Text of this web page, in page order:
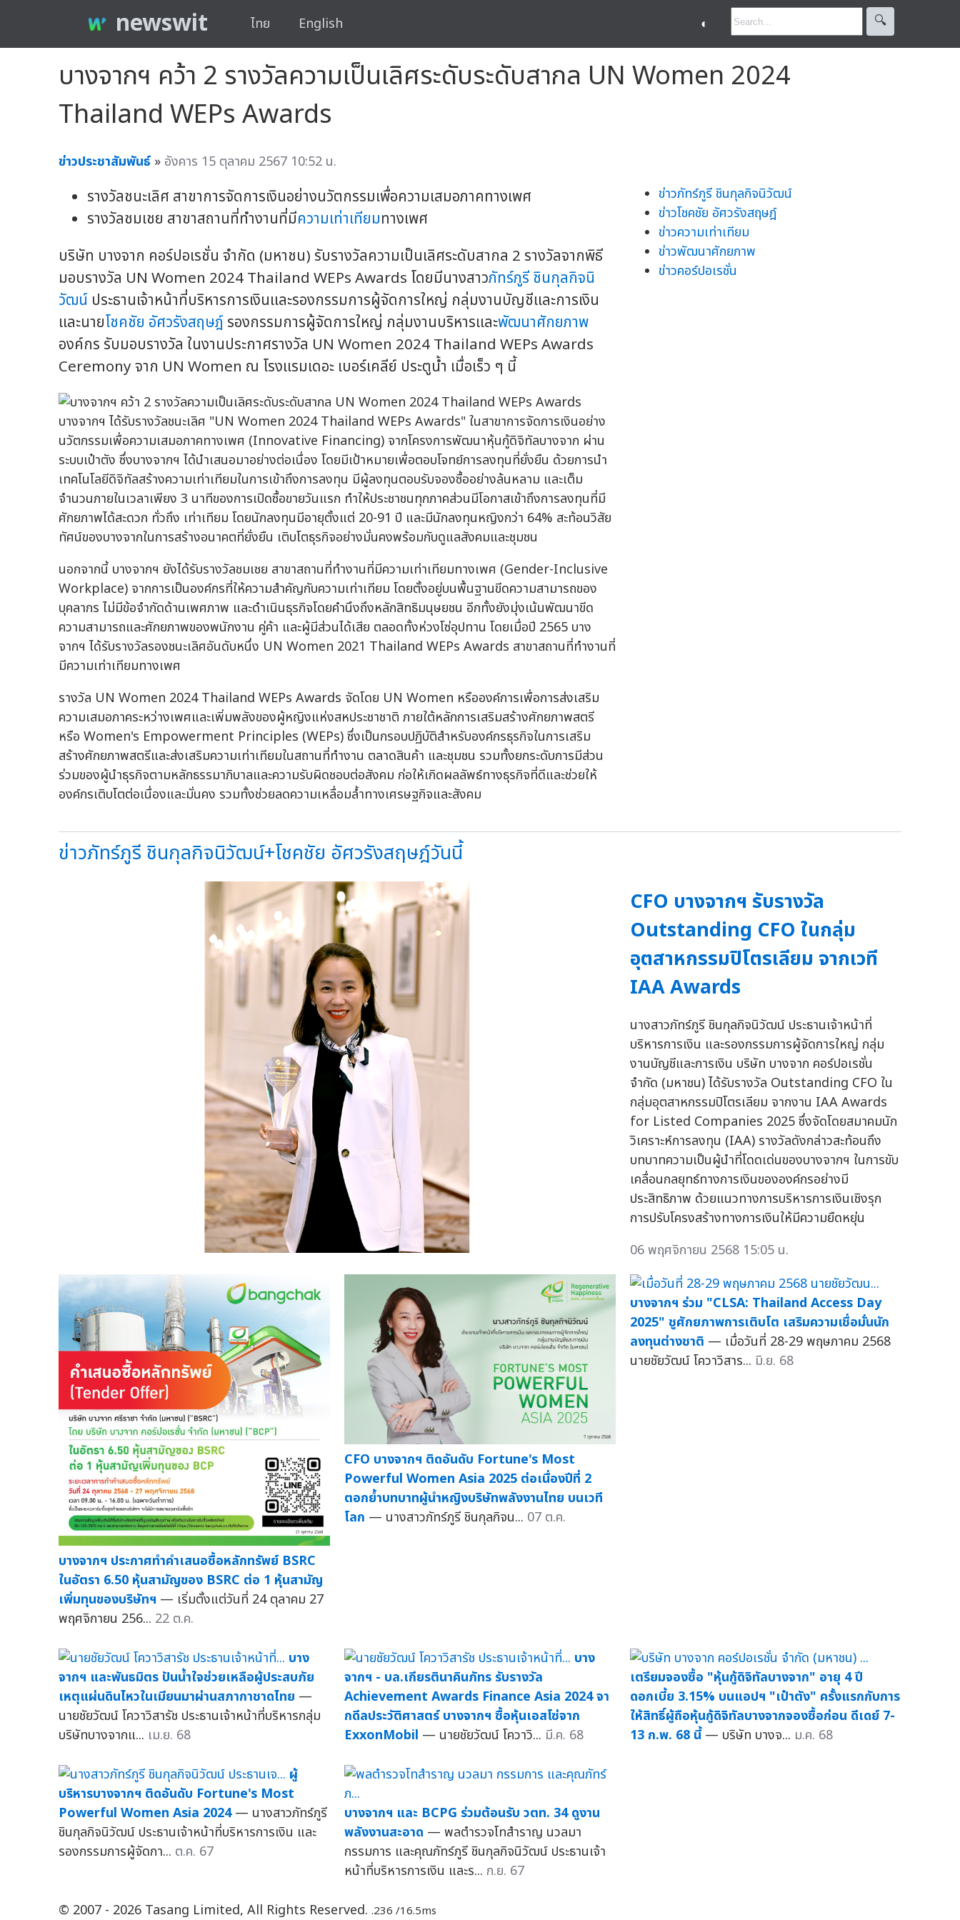
newswit ไทย English ◐ 🔍︎
บางจากฯ คว้า 2 รางวัลความเป็นเลิศระดับระดับสากล UN Women 2024
Thailand WEPs Awards
ข่าวประชาสัมพันธ์ » อังคาร 15 ตุลาคม 2567 10:52 น.
รางวัลชนะเลิศ สาขาการจัดการเงินอย่างนวัตกรรมเพื่อความเสมอภาคทางเพศ
รางวัลชมเชย สาขาสถานที่ทำงานที่มีความเท่าเทียมทางเพศ
บริษัท บางจาก คอร์ปอเรชั่น จำกัด (มหาชน) รับรางวัลความเป็นเลิศระดับสากล 2 รางวัลจากพิธี
มอบรางวัล UN Women 2024 Thailand WEPs Awards โดยมีนางสาวภัทร์ภูรี ชินกุลกิจนิ
วัฒน์ ประธานเจ้าหน้าที่บริหารการเงินและรองกรรมการผู้จัดการใหญ่ กลุ่มงานบัญชีและการเงิน
และนายโชคชัย อัศวรังสฤษฎ์ รองกรรมการผู้จัดการใหญ่ กลุ่มงานบริหารและพัฒนาศักยภาพ
องค์กร รับมอบรางวัล ในงานประกาศรางวัล UN Women 2024 Thailand WEPs Awards
Ceremony จาก UN Women ณ โรงแรมเดอะ เบอร์เคลีย์ ประตูน้ำ เมื่อเร็ว ๆ นี้
บางจากฯ ได้รับรางวัลชนะเลิศ "UN Women 2024 Thailand WEPs Awards" ในสาขาการจัดการเงินอย่าง
นวัตกรรมเพื่อความเสมอภาคทางเพศ (Innovative Financing) จากโครงการพัฒนาหุ้นกู้ดิจิทัลบางจาก ผ่าน
ระบบเป๋าตัง ซึ่งบางจากฯ ได้นำเสนอมาอย่างต่อเนื่อง โดยมีเป้าหมายเพื่อตอบโจทย์การลงทุนที่ยั่งยืน ด้วยการนำ
เทคโนโลยีดิจิทัลสร้างความเท่าเทียมในการเข้าถึงการลงทุน มีผู้ลงทุนตอบรับจองซื้ออย่างล้นหลาม และเต็ม
จำนวนภายในเวลาเพียง 3 นาทีของการเปิดซื้อขายวันแรก ทำให้ประชาชนทุกภาคส่วนมีโอกาสเข้าถึงการลงทุนที่มี
ศักยภาพได้สะดวก ทั่วถึง เท่าเทียม โดยนักลงทุนมีอายุตั้งแต่ 20-91 ปี และมีนักลงทุนหญิงกว่า 64% สะท้อนวิสัย
ทัศน์ของบางจากในการสร้างอนาคตที่ยั่งยืน เติบโตธุรกิจอย่างมั่นคงพร้อมกับดูแลสังคมและชุมชน
นอกจากนี้ บางจากฯ ยังได้รับรางวัลชมเชย สาขาสถานที่ทำงานที่มีความเท่าเทียมทางเพศ (Gender-Inclusive
Workplace) จากการเป็นองค์กรที่ให้ความสำคัญกับความเท่าเทียม โดยตั้งอยู่บนพื้นฐานขีดความสามารถของ
บุคลากร ไม่มีข้อจำกัดด้านเพศภาพ และดำเนินธุรกิจโดยคำนึงถึงหลักสิทธิมนุษยชน อีกทั้งยังมุ่งเน้นพัฒนาขีด
ความสามารถและศักยภาพของพนักงาน คู่ค้า และผู้มีส่วนได้เสีย ตลอดทั้งห่วงโซ่อุปทาน โดยเมื่อปี 2565 บาง
จากฯ ได้รับรางวัลรองชนะเลิศอันดับหนึ่ง UN Women 2021 Thailand WEPs Awards สาขาสถานที่ทำงานที่
มีความเท่าเทียมทางเพศ
รางวัล UN Women 2024 Thailand WEPs Awards จัดโดย UN Women หรือองค์การเพื่อการส่งเสริม
ความเสมอภาคระหว่างเพศและเพิ่มพลังของผู้หญิงแห่งสหประชาชาติ ภายใต้หลักการเสริมสร้างศักยภาพสตรี
หรือ Women's Empowerment Principles (WEPs) ซึ่งเป็นกรอบปฏิบัติสำหรับองค์กรธุรกิจในการเสริม
สร้างศักยภาพสตรีและส่งเสริมความเท่าเทียมในสถานที่ทำงาน ตลาดสินค้า และชุมชน รวมทั้งยกระดับการมีส่วน
ร่วมของผู้นำธุรกิจตามหลักธรรมาภิบาลและความรับผิดชอบต่อสังคม ก่อให้เกิดผลลัพธ์ทางธุรกิจที่ดีและช่วยให้
องค์กรเติบโตต่อเนื่องและมั่นคง รวมทั้งช่วยลดความเหลื่อมล้ำทางเศรษฐกิจและสังคม
ข่าวภัทร์ภูรี ชินกุลกิจนิวัฒน์
ข่าวโชคชัย อัศวรังสฤษฎ์
ข่าวความเท่าเทียม
ข่าวพัฒนาศักยภาพ
ข่าวคอร์ปอเรชั่น
ข่าวภัทร์ภูรี ชินกุลกิจนิวัฒน์+โชคชัย อัศวรังสฤษฎ์วันนี้
CFO บางจากฯ รับรางวัล
Outstanding CFO ในกลุ่ม
อุตสาหกรรมปิโตรเลียม จากเวที
IAA Awards
นางสาวภัทร์ภูรี ชินกุลกิจนิวัฒน์ ประธานเจ้าหน้าที่
บริหารการเงิน และรองกรรมการผู้จัดการใหญ่ กลุ่ม
งานบัญชีและการเงิน บริษัท บางจาก คอร์ปอเรชั่น
จำกัด (มหาชน) ได้รับรางวัล Outstanding CFO ใน
กลุ่มอุตสาหกรรมปิโตรเลียม จากงาน IAA Awards
for Listed Companies 2025 ซึ่งจัดโดยสมาคมนัก
วิเคราะห์การลงทุน (IAA) รางวัลดังกล่าวสะท้อนถึง
บทบาทความเป็นผู้นำที่โดดเด่นของบางจากฯ ในการขับ
เคลื่อนกลยุทธ์ทางการเงินขององค์กรอย่างมี
ประสิทธิภาพ ด้วยแนวทางการบริหารการเงินเชิงรุก
การปรับโครงสร้างทางการเงินให้มีความยืดหยุ่น
06 พฤศจิกายน 2568 15:05 น.
บางจากฯ ประกาศทำคำเสนอซื้อหลักทรัพย์ BSRC
ในอัตรา 6.50 หุ้นสามัญของ BSRC ต่อ 1 หุ้นสามัญ
เพิ่มทุนของบริษัทฯ — เริ่มตั้งแต่วันที่ 24 ตุลาคม 27
พฤศจิกายน 256... 22 ต.ค.
CFO บางจากฯ ติดอันดับ Fortune's Most
Powerful Women Asia 2025 ต่อเนื่องปีที่ 2
ตอกย้ำบทบาทผู้นำหญิงบริษัทพลังงานไทย บนเวที
โลก — นางสาวภัทร์ภูรี ชินกุลกิจน... 07 ต.ค.
บางจากฯ ร่วม "CLSA: Thailand Access Day
2025" ชูศักยภาพการเติบโต เสริมความเชื่อมั่นนัก
ลงทุนต่างชาติ — เมื่อวันที่ 28-29 พฤษภาคม 2568
นายชัยวัฒน์ โควาวิสาร... มิ.ย. 68
บาง
จากฯ และพันธมิตร ปันน้ำใจช่วยเหลือผู้ประสบภัย
เหตุแผ่นดินไหวในเมียนมาผ่านสภากาชาดไทย —
นายชัยวัฒน์ โควาวิสารัช ประธานเจ้าหน้าที่บริหารกลุ่ม
บริษัทบางจากแ... เม.ย. 68
บาง
จากฯ - บล.เกียรตินาคินภัทร รับรางวัล
Achievement Awards Finance Asia 2024 จา
กดีลประวัติศาสตร์ บางจากฯ ซื้อหุ้นเอสโซ่จาก
ExxonMobil — นายชัยวัฒน์ โควาวิ... มี.ค. 68
เตรียมจองซื้อ "หุ้นกู้ดิจิทัลบางจาก" อายุ 4 ปี
ดอกเบี้ย 3.15% บนแอปฯ "เป๋าตัง" ครั้งแรกกับการ
ให้สิทธิ์ผู้ถือหุ้นกู้ดิจิทัลบางจากจองซื้อก่อน ดีเดย์ 7-
13 ก.พ. 68 นี้ — บริษัท บางจ... ม.ค. 68
ผู้
บริหารบางจากฯ ติดอันดับ Fortune's Most
Powerful Women Asia 2024 — นางสาวภัทร์ภูรี
ชินกุลกิจนิวัฒน์ ประธานเจ้าหน้าที่บริหารการเงิน และ
รองกรรมการผู้จัดกา... ต.ค. 67
บางจากฯ และ BCPG ร่วมต้อนรับ วตท. 34 ดูงาน
พลังงานสะอาด — พลตำรวจโทสำราญ นวลมา
กรรมการ และคุณภัทร์ภูรี ชินกุลกิจนิวัฒน์ ประธานเจ้า
หน้าที่บริหารการเงิน และร... ก.ย. 67
© 2007 - 2026 Tasang Limited, All Rights Reserved. .236 /16.5ms